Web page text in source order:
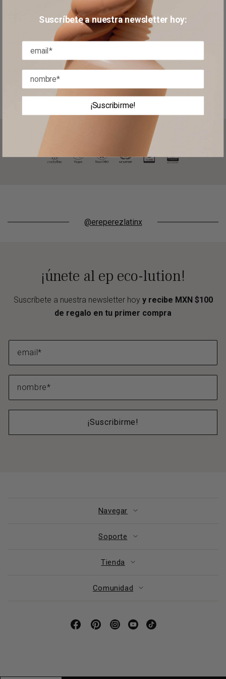
Descripción
Modo de Uso
Ingredientes
@ereperezlatinx
¡únete al ep eco-lution!
Suscríbete a nuestra newsletter hoy y recibe MXN $100
de regalo en tu primer compra
¡Suscribirme!
Navegar
Soporte
Tienda
Comunidad
Suscríbete a nuestra newsletter hoy:
¡Suscribirme!